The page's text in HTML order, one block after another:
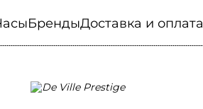
БрендыДоставка и оплата